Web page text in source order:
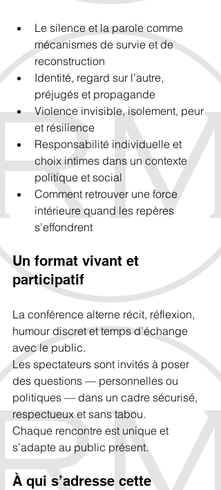
Le silence et la parole comme
mécanismes de survie et de
reconstruction
Identité, regard sur l’autre,
préjugés et propagande
Violence invisible, isolement, peur
et résilience
Responsabilité individuelle et
choix intimes dans un contexte
politique et social
Comment retrouver une force
intérieure quand les repères
s’effondrent
Un format vivant et
participatif
La conférence alterne récit, réflexion,
humour discret et temps d’échange
avec le public.
Les spectateurs sont invités à poser
des questions — personnelles ou
politiques — dans un cadre sécurisé,
respectueux et sans tabou.
Chaque rencontre est unique et
s’adapte au public présent.
À qui s’adresse cette